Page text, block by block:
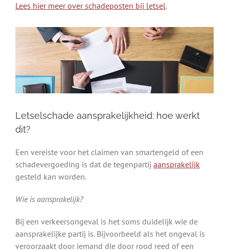
Lees hier meer over schadeposten bij letsel.
Letselschade aansprakelijkheid: hoe werkt
dit?
Een vereiste voor het claimen van smartengeld of een
schadevergoeding is dat de tegenpartij aansprakelijk
gesteld kan worden.
Wie is aansprakelijk?
Bij een verkeersongeval is het soms duidelijk wie de
aansprakelijke partij is. Bijvoorbeeld als het ongeval is
veroorzaakt door iemand die door rood reed of een